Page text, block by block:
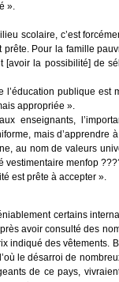
».
scolaire, c’est
Pour la famille
[avoir la possibilité] de
publique est
appropriée ».
enseignants,
mais d’apprendre
au nom de valeurs
vestimentaire menfop
est prête à accepter ».
certains
avoir consulté des
indiqué des vêtements.
le désarroi de
de ce pays,